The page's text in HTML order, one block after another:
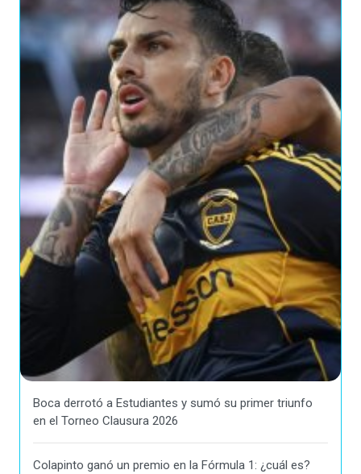
Boca derrotó a Estudiantes y sumó su primer triunfo
en el Torneo Clausura 2026
Colapinto ganó un premio en la Fórmula 1: ¿cuál es?